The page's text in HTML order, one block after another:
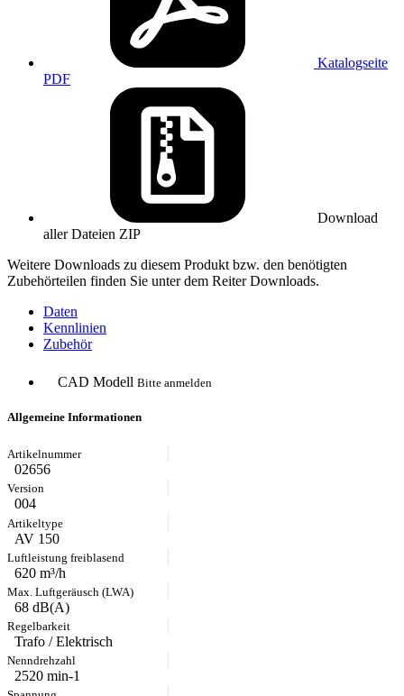
Katalogseite
PDF
Download
aller Dateien ZIP
Weitere Downloads zu diesem Produkt bzw. den benötigten
Zubehörteilen finden Sie unter dem Reiter Downloads.
Daten
Kennlinien
Zubehör
CAD Modell Bitte anmelden
Allgemeine Informationen
02656
004
AV 150
620 m³/h
68 dB(A)
Trafo / Elektrisch
2520 min-1